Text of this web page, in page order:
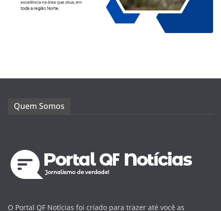
Quem Somos
O Portal QF Notícias foi criado para trazer até você as